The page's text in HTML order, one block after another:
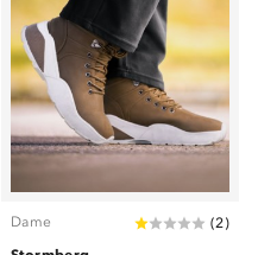
Dame (2)